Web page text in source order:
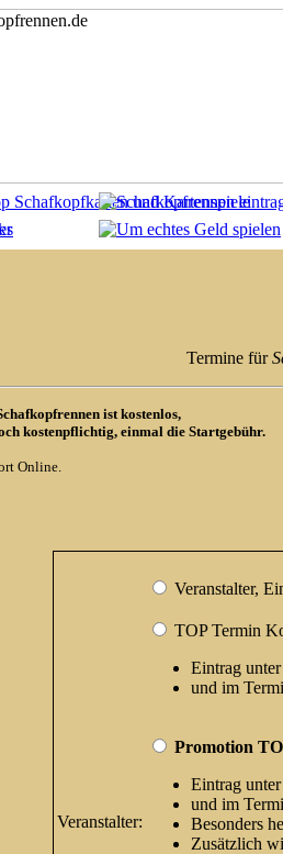
Termine für
ist kostenlos,
kostenpflichtig, einmal die Startgebühr.
Online.
Veranstalter:
Veranstalter,
TOP Termin
Eintrag
und im
Promotion
Eintrag
und im
Besonders
Zusätzlich